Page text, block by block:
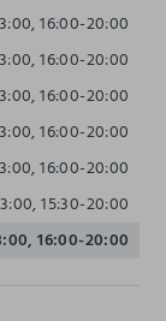
16:00-20:00
16:00-20:00
16:00-20:00
16:00-20:00
16:00-20:00
15:30-20:00
16:00-20:00